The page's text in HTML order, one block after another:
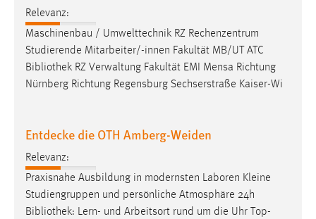
Relevanz:
Maschinenbau / Umwelttechnik RZ Rechenzentrum
Studierende Mitarbeiter/-innen Fakultät MB/UT ATC
Bibliothek RZ Verwaltung Fakultät EMI Mensa Richtung
Nürnberg Richtung Regensburg Sechserstraße Kaiser-Wi
Entdecke die OTH Amberg-Weiden
Relevanz:
Praxisnahe Ausbildung in modernsten Laboren Kleine
Studiengruppen und persönliche Atmosphäre 24h
Bibliothek: Lern- und Arbeitsort rund um die Uhr Top-